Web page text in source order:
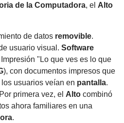
de la Computadora, el Alto
de datos removible.
usuario visual. Software
"Lo que ves es lo que
), con documentos impresos que
usuarios veían en pantalla.
primera vez, el Alto combinó
ahora familiares en una
.